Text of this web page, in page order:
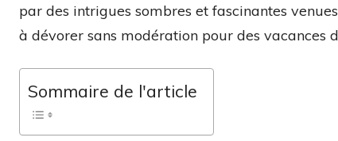
par des intrigues sombres et fascinantes
à dévorer sans modération pour des vacances
Sommaire de l'article